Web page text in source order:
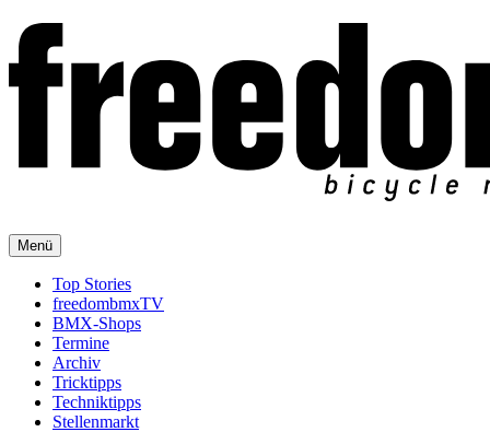
Menü
Top Stories
freedombmxTV
BMX-Shops
Termine
Archiv
Tricktipps
Techniktipps
Stellenmarkt